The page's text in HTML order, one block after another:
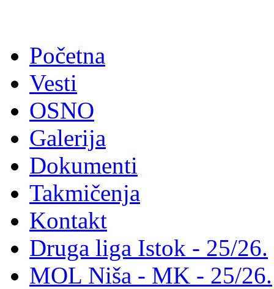
Početna
Vesti
OSNO
Galerija
Dokumenti
Takmičenja
Kontakt
Druga liga Istok - 25/26.
MOL Niša - MK - 25/26.